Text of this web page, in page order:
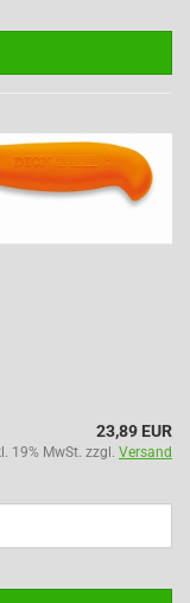
23,89 EUR
19% MwSt. zzgl. Versand